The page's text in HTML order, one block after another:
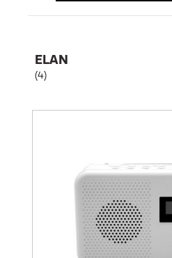
ELAN
(4)